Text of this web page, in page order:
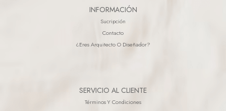
INFORMACIÓN
Sucripción
Contacto
¿eres Arquitecto O Diseñador?
SERVICIO AL CLIENTE
Términos Y Condiciones